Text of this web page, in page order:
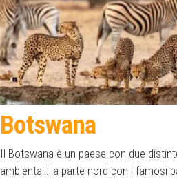
Botswana
Il Botswana è un paese con due
ambientali: la parte nord con i famosi